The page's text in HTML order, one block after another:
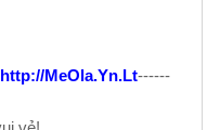
http://MeOla.Yn.Lt------